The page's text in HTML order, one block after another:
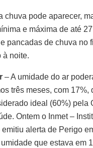
chuva pode aparecer,
e máxima de até
pancadas de chuva no
à noite.
– A umidade do ar
três meses, com 17%,
ideal (60%) pela
Ontem o Inmet –
alerta de Perigo
que estava em